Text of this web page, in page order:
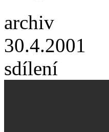
archiv
30.4.2001
sdílení